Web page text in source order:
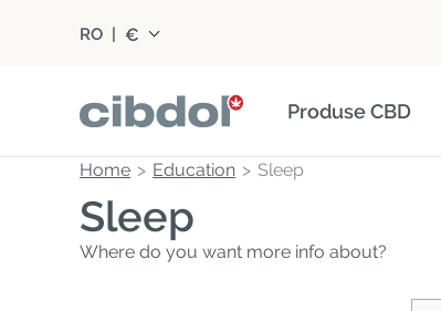
RO | €
Produse CBD
Home Education Sleep
Sleep
Where do you want more info about?